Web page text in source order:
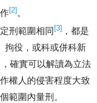
[2]。
刑範圍相同 [3] ，都是
拘役，或科或併科新
確實可以解讀為立法
權人的侵害程度大致
範圍內量刑。